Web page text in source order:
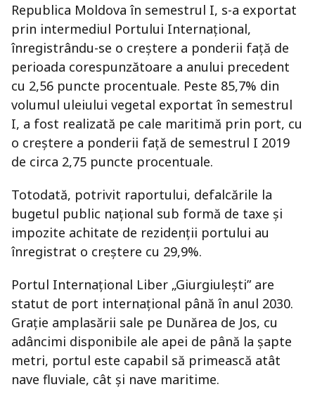
Republica Moldova în semestrul I, s-a exportat
prin intermediul Portului Internațional,
înregistrându-se o creștere a ponderii față de
perioada corespunzătoare a anului precedent
cu 2,56 puncte procentuale. Peste 85,7% din
volumul uleiului vegetal exportat în semestrul
I, a fost realizată pe cale maritimă prin port, cu
o creștere a ponderii față de semestrul I 2019
de circa 2,75 puncte procentuale.
Totodată, potrivit raportului, defalcările la
bugetul public național sub formă de taxe și
impozite achitate de rezidenții portului au
înregistrat o creștere cu 29,9%.
Portul Internațional Liber „Giurgiulești” are
statut de port internațional până în anul 2030.
Grație amplasării sale pe Dunărea de Jos, cu
adâncimi disponibile ale apei de până la șapte
metri, portul este capabil să primească atât
nave fluviale, cât și nave maritime.